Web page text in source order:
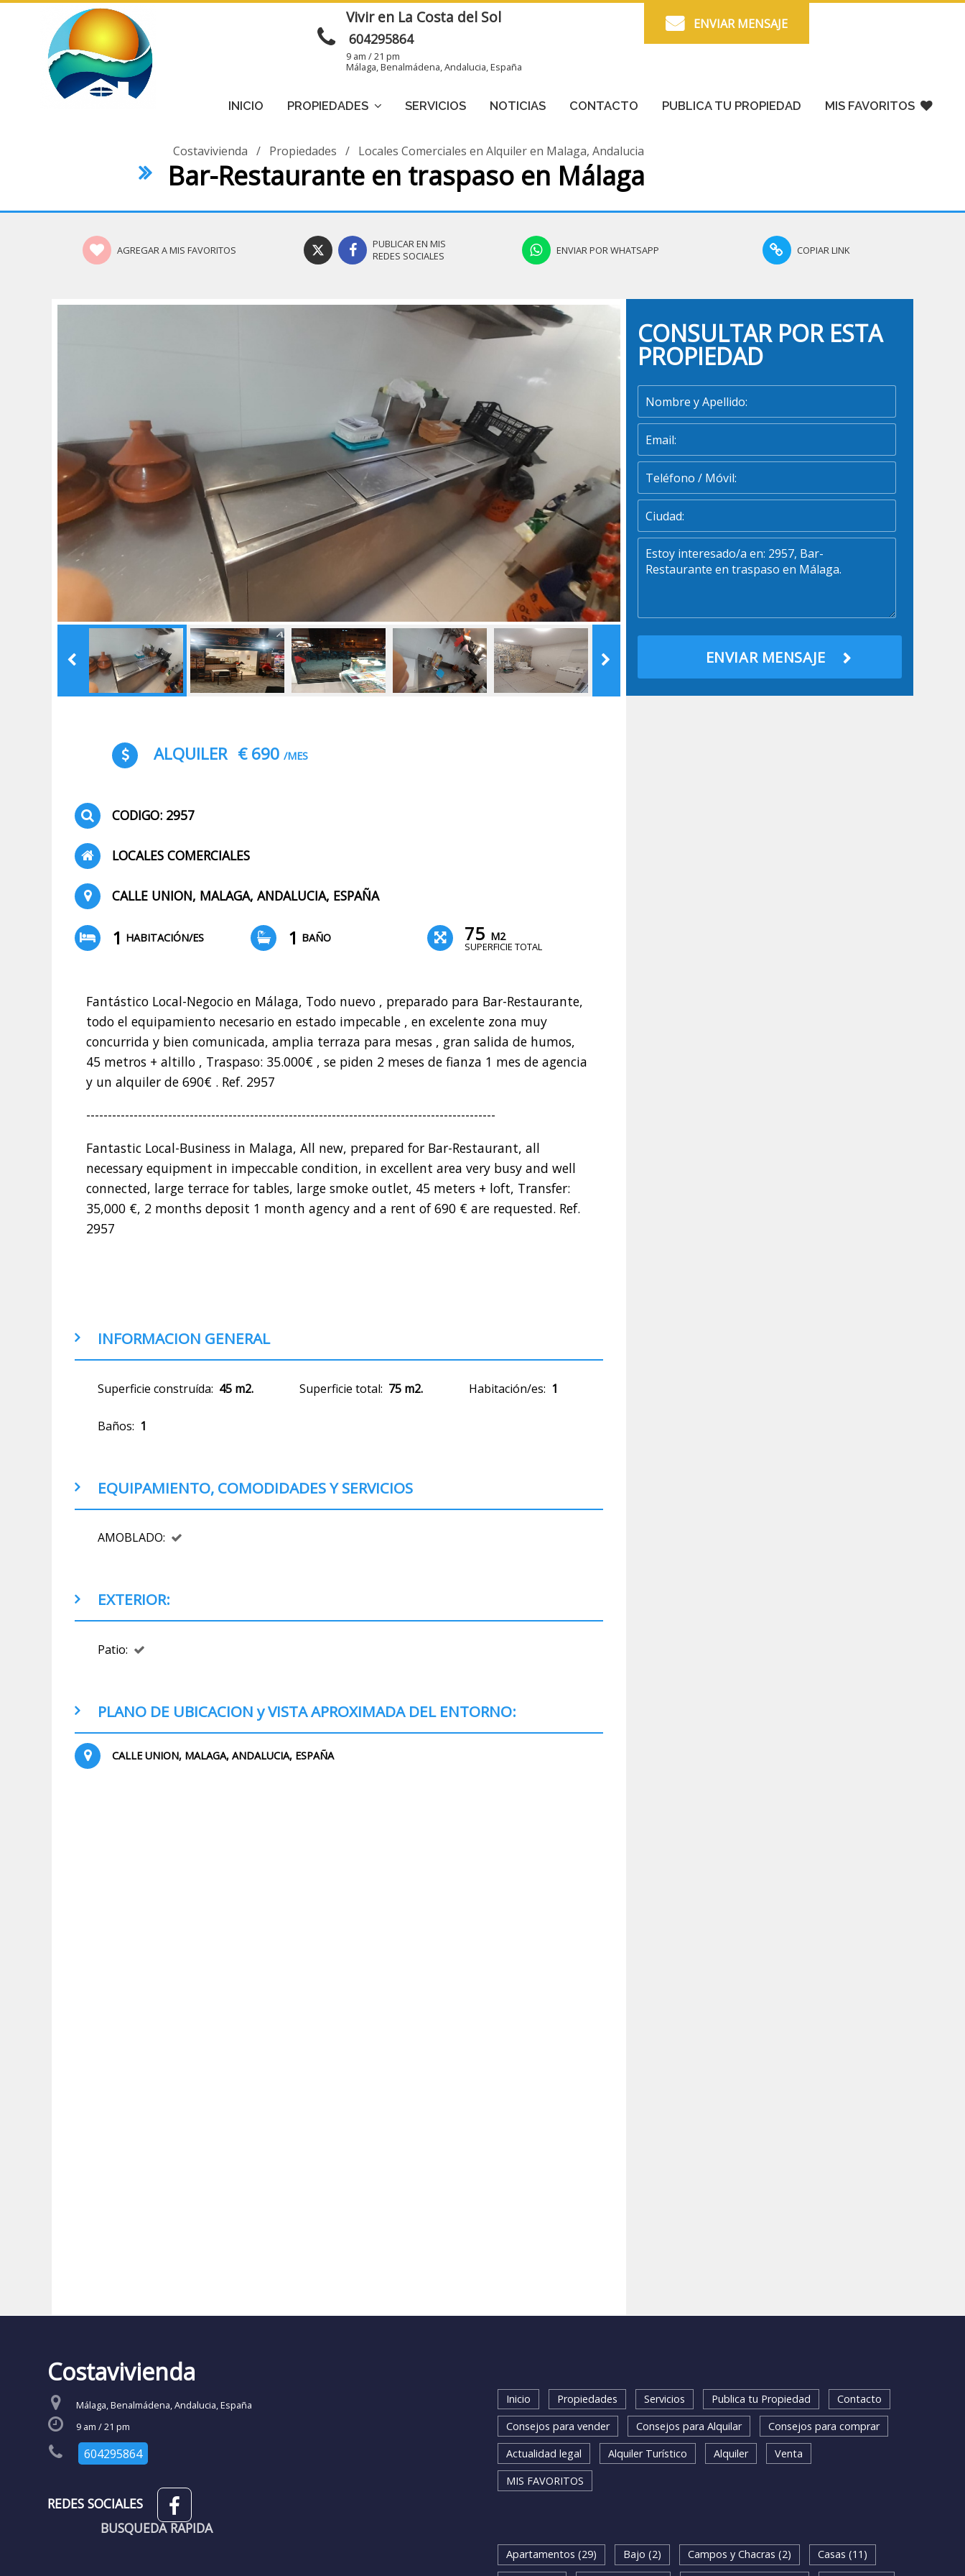
Vivir en La Costa del Sol
604295864
9 am / 21 pm
Málaga, Benalmádena, Andalucia, España
ENVIAR MENSAJE
INICIO PROPIEDADES SERVICIOS NOTICIAS CONTACTO PUBLICA TU PROPIEDAD MIS FAVORITOS
Costavivienda / Propiedades / Locales Comerciales en Alquiler en Malaga, Andalucia
Bar-Restaurante en traspaso en Málaga
AGREGAR A MIS FAVORITOS
PUBLICAR EN MIS
REDES SOCIALES
ENVIAR POR WHATSAPP COPIAR LINK
ALQUILER € 690 /MES
CODIGO: 2957
LOCALES COMERCIALES
CALLE UNION, MALAGA, ANDALUCIA, ESPAÑA
1 HABITACIÓN/ES 1 BAÑO 75 M2
SUPERFICIE TOTAL
Fantástico Local-Negocio en Málaga, Todo nuevo , preparado para Bar-Restaurante,
todo el equipamiento necesario en estado impecable , en excelente zona muy
concurrida y bien comunicada, amplia terraza para mesas , gran salida de humos,
45 metros + altillo , Traspaso: 35.000€ , se piden 2 meses de fianza 1 mes de agencia
y un alquiler de 690€ . Ref. 2957
-----------------------------------------------------------------------------------------------
Fantastic Local-Business in Malaga, All new, prepared for Bar-Restaurant, all
necessary equipment in impeccable condition, in excellent area very busy and well
connected, large terrace for tables, large smoke outlet, 45 meters + loft, Transfer:
35,000 €, 2 months deposit 1 month agency and a rent of 690 € are requested. Ref.
2957
INFORMACION GENERAL
Superficie construída: 45 m2. Superficie total: 75 m2. Habitación/es: 1
Baños: 1
EQUIPAMIENTO, COMODIDADES Y SERVICIOS
AMOBLADO:
EXTERIOR:
Patio:
PLANO DE UBICACION y VISTA APROXIMADA DEL ENTORNO:
CALLE UNION, MALAGA, ANDALUCIA, ESPAÑA
CONSULTAR POR ESTA
PROPIEDAD
ENVIAR MENSAJE
Costavivienda
Málaga, Benalmádena, Andalucia, España
9 am / 21 pm
604295864
REDES SOCIALES
Inicio Propiedades Servicios Publica tu Propiedad
Contacto
Consejos para vender
Consejos para Alquilar
Consejos para comprar
Actualidad legal
Alquiler Turístico Alquiler
Venta
MIS FAVORITOS
Apartamentos (29) Bajo (2) Campos y Chacras (2)
Casas (11)